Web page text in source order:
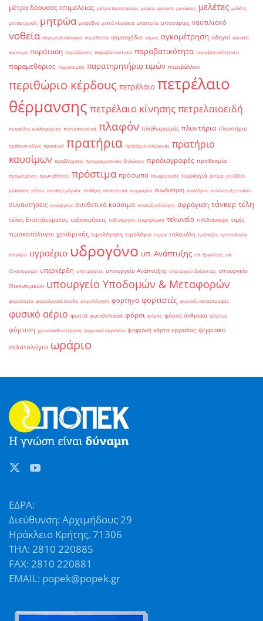
μέτρα δέουσας επιμέλειας μέτρα προστασίας μαφία μείωση μειώσεις μελέτες μελέτη
μεταφορικές μητρώα μικρόβια μικτά κλιμάκια μπαταρία μπαταρίες ναυτιλιακό
νοθεία νομιμη διακίνηση νομοθεσία νομοσχέδιο νόμος ογκομέτρηση οδηγοί ορυκτά
καύσιμα παράταση παραβάσεις παραβάτικότητα παραβατικότητα παραβατικότητατα
παραμεθόριος παραπομπή παρατηρητήριο τιμών περιβάλλον
περιθώριο κέρδους πετρέλαιο πετρέλαιο
θέρμανσης πετρέλαιο κίνησηςπετρελαιοειδή
πινακίδες κυκλοφορίας πιστοποιητικά πλαφόν πληθωρισμός πλυντήρια πλυντήριο
πράσινο τέλος πρακτικό πρατήρια πρατήριο ενέργειας πρατήριο
καυσίμων προβλήματα προγραμματικές δηλώσεις προδιαγραφές προθεσμία
προμέτρηση πρωταθλητές πρόστιμα πρόσωπα πτωχευτικός πυρκαγιά ρεύμα ρούβλια
ρύπανση ρύποι σούπερ μάρκετ στάθμη στατιστικά συμμορία συνάντηση συνέδριο συνέντευξη τύπου
συναντήσεις συνεργεία συνθετικά καύσιμα συνταξιοδότηση σφράγιση τάνκερ τέλη
τέλος Επιτηδεύματος ταξινομήσεις ταξινόμηση τεκμηρίωση τελωνείο τηλεδιάσκεψη τιμές
τιμοκατάλογοι χονδρικής τιμολόγηση τιμολόγιο τιμών τολουόλη τράπεζες τροπολογία
τσιγάρο υγραέριο υδρογόνο υπ. Ανάπτυξης υπ. Εργασίας υπ.
Οικονομικών υπερκέρδη υποτροφίες υπουργείο Ανάπτυξης υπουργείο Ενέργειας υπουργείο
Οικονομικών υπουργείο Υποδομών & Μεταφορών
φορολογία φορολογικά έσοδα φορολόγηση φορτηγά φορτιστές φυσικές καταστροφές
φυσικό αέριο φωτιά φωτοβολταϊκά φόροι φόρος φόρος άνθρακα φόρους
φόρτιση χρονοκαθυστέρηση ψηφιακά εργαλεία ψηφιακή κάρτα εργασίας ψηφιακό
πελατολόγιο ωράριο
ΕΔΡΑ:
Διεύθυνση: Αρχιμήδους 29
Ηράκλειο Κρήτης, 71306
ΤΗΛ: 2810 220885
FAX: 2810 220881
EMAIL: popek@popek.gr